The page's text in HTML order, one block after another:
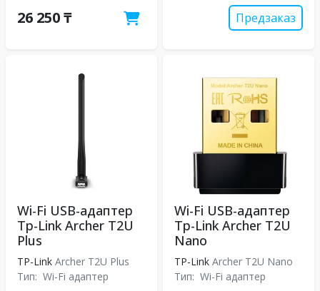
26 250 ₸ Предзаказ
Wi-Fi USB-адаптер
Tp-Link Archer T2U
Plus
TP-Link Archer T2U Plus
Тип: Wi-Fi адаптер
Wi-Fi USB-адаптер
Tp-Link Archer T2U
Nano
TP-Link Archer T2U Nano
Тип: Wi-Fi адаптер